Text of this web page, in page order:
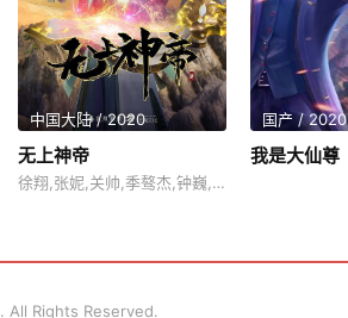
中国大陆 / 2020
无上神帝
徐翔,张妮,关帅,季骜杰,钟巍,Akira明
国产 / 2020
我是大仙尊
. All Rights Reserved.